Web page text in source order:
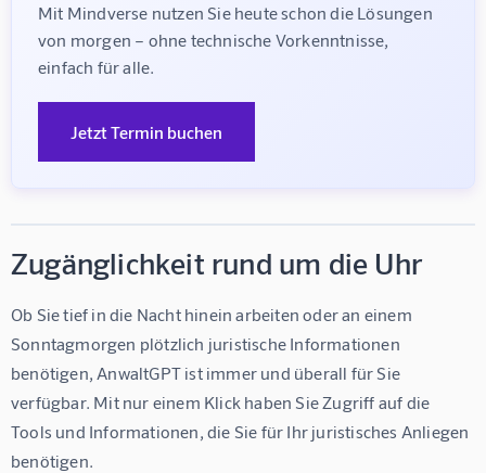
Mit Mindverse nutzen Sie heute schon die Lösungen
von morgen – ohne technische Vorkenntnisse,
einfach für alle.
Jetzt Termin buchen
Zugänglichkeit rund um die Uhr
Ob Sie tief in die Nacht hinein arbeiten oder an einem
Sonntagmorgen plötzlich juristische Informationen
benötigen, AnwaltGPT ist immer und überall für Sie
verfügbar. Mit nur einem Klick haben Sie Zugriff auf die
Tools und Informationen, die Sie für Ihr juristisches Anliegen
benötigen.